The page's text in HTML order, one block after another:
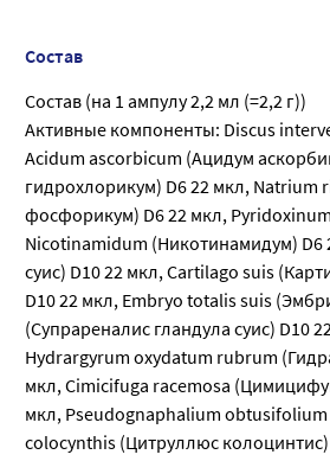
Состав
Состав (на 1 ампулу 2,2 мл (=2,2 г))
Активные компоненты: Discus
Acidum ascorbicum (Ацидум
гидрохлорикум) D6 22 мкл,
фосфорикум) D6 22 мкл,
Nicotinamidum (Никотинамидум)
суис) D10 22 мкл, Cartilago suis
D10 22 мкл, Embryo totalis suis
(Супрареналис гландула суис) D10
Hydrargyrum oxydatum rubrum
мкл, Cimicifuga racemosa
мкл, Pseudognaphalium
colocynthis (Цитруллюс